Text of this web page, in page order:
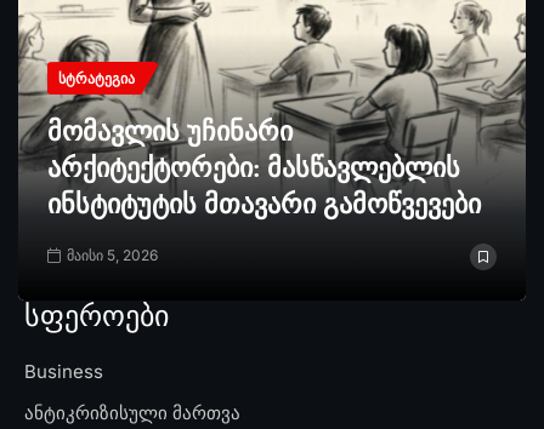
ᲡᲢᲠᲐᲢᲔᲒᲘᲐ
მომავლის უჩინარი
არქიტექტორები: მასწავლებლის
ინსტიტუტის მთავარი გამოწვევები
მაისი 5, 2026
სფეროები
Business
ანტიკრიზისული მართვა